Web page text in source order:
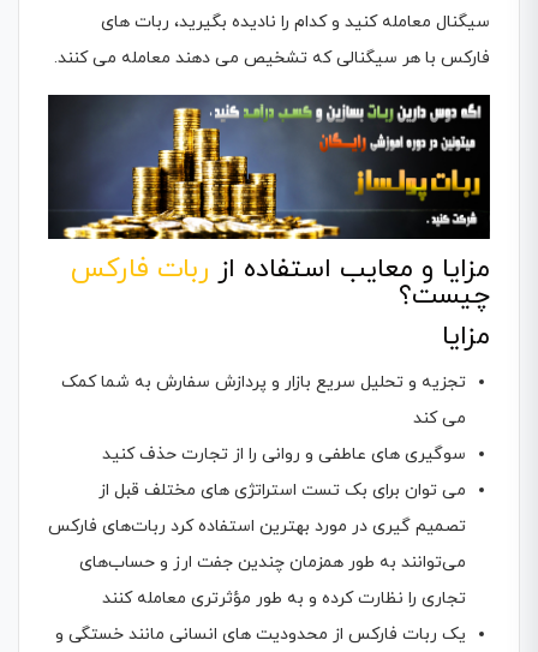
سیگنال معامله کنید و کدام را نادیده بگیرید، ربات های
فارکس با هر سیگنالی که تشخیص می دهند معامله می کنند.
مزایا و معایب استفاده از ربات فارکس
چیست؟
مزایا
تجزیه و تحلیل سریع بازار و پردازش سفارش به شما کمک
می کند
سوگیری های عاطفی و روانی را از تجارت حذف کنید
می توان برای بک تست استراتژی های مختلف قبل از
تصمیم گیری در مورد بهترین استفاده کرد ربات‌های فارکس
می‌توانند به طور همزمان چندین جفت ارز و حساب‌های
تجاری را نظارت کرده و به طور مؤثرتری معامله کنند
یک ربات فارکس از محدودیت های انسانی مانند خستگی و